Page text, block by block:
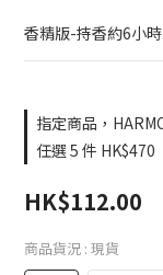
香精版-持香約6小時
指定商品，
任選 5 件 HK$470
HK$112.00
商品貨況 : 現貨